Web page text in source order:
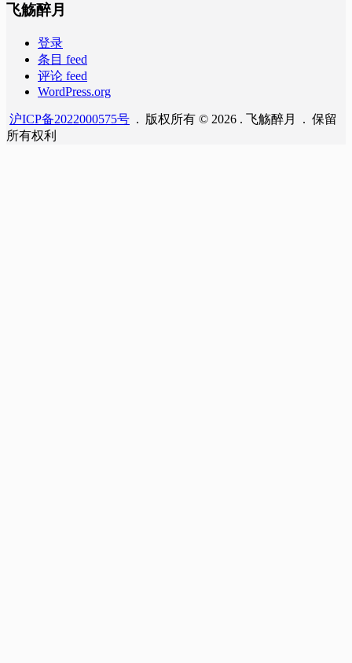
飞觞醉月
登录
条目 feed
评论 feed
WordPress.org
沪ICP备2022000575号 . 版权所有 © 2026 . 飞觞醉月 . 保留
所有权利